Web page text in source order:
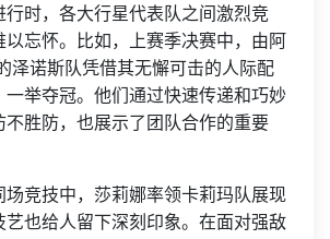
行时，各大行星代表队之间激烈竞
以忘怀。比如，上赛季决赛中，由阿
泽诺斯队凭借其无懈可击的人际配
一举夺冠。他们通过快速传递和巧妙
不胜防，也展示了团队合作的重要
场竞技中，莎莉娜率领卡莉玛队展现
艺也给人留下深刻印象。在面对强敌